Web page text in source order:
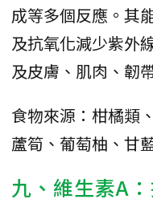
成等多個反應。其
及抗氧化減少紫外
及皮膚、肌肉、韌
食物來源：柑橘類
蘆筍、葡萄柚、甘
九、維生素A